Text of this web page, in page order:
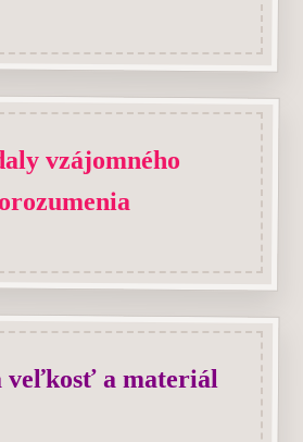
vzájomného
veľkosť a materiál